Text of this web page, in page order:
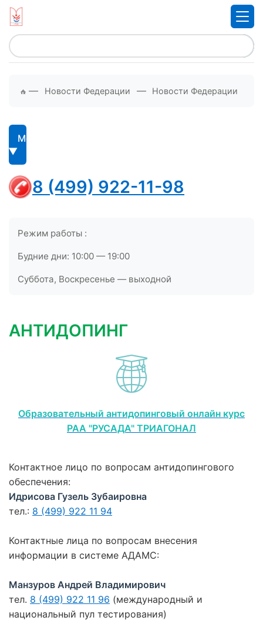
— Новости Федерации — Новости Федерации
Меню
8 (499) 922-11-98
Режим работы :
Будние дни: 10:00 — 19:00
Суббота, Воскресенье — выходной
АНТИДОПИНГ
Образовательный антидопинговый онлайн курс
РАА "РУСАДА" ТРИАГОНАЛ
Контактное лицо по вопросам антидопингового
обеспечения:
Идрисова Гузель Зубаировна
тел.: 8 (499) 922 11 94
Контактные лица по вопросам внесения
информации в системе АДАМС:
Манзуров Андрей Владимирович
тел. 8 (499) 922 11 96 (международный и
национальный пул тестирования)